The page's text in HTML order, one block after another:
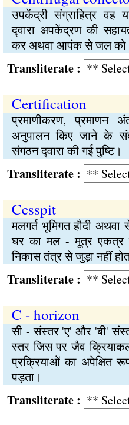
उपकेंद्री संग्राहित्र वह
द्‍वारा अपकेंद्रण की
कर अथवा आपंक से जल को
:
Certification
प्रमाणीकरण, प्रमाणन
अनुपालन किए जाने के
संगठन द्‍वारा की गई पुष्‍टि।
:
Cesspit
मलगर्त भूमिगत हौदी
घर का मल - मूत्र एकत्र
निकास तंत्र से जुड़ा नहीं
:
C - horizon
सी - संस्तर 'ए' और 'बी'
स्तर जिस पर जैव
प्रक्रियाओं का अपेक्षित
पड़ता।
: